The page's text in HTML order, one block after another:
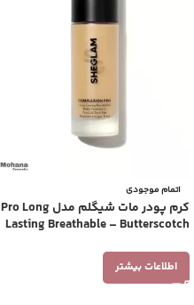
اتمام موجودی
کرم پودر مات شیگلم مدل Pro Long
Lasting Breathable – Butterscotch
اطلاعات بیشتر